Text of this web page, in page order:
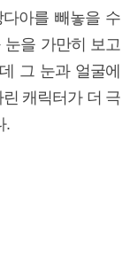
아를 빼놓을 수
눈을 가만히 보고
그 눈과 얼굴에
캐릭터가 더 극
.